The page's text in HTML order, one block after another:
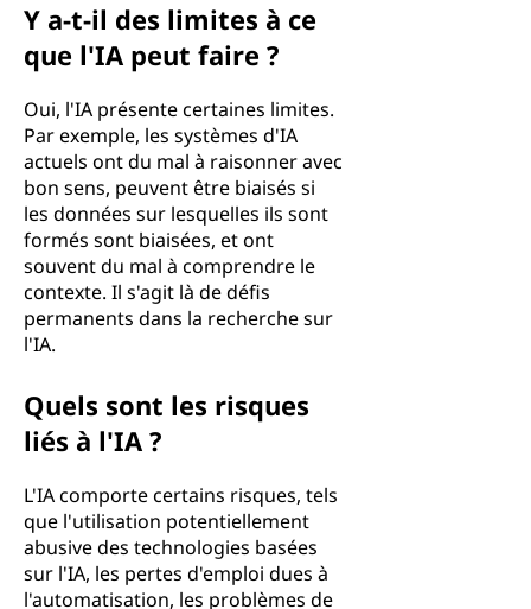
Y a-t-il des limites à ce
que l'IA peut faire ?
Oui, l'IA présente certaines limites.
Par exemple, les systèmes d'IA
actuels ont du mal à raisonner avec
bon sens, peuvent être biaisés si
les données sur lesquelles ils sont
formés sont biaisées, et ont
souvent du mal à comprendre le
contexte. Il s'agit là de défis
permanents dans la recherche sur
l'IA.
Quels sont les risques
liés à l'IA ?
L'IA comporte certains risques, tels
que l'utilisation potentiellement
abusive des technologies basées
sur l'IA, les pertes d'emploi dues à
l'automatisation, les problèmes de